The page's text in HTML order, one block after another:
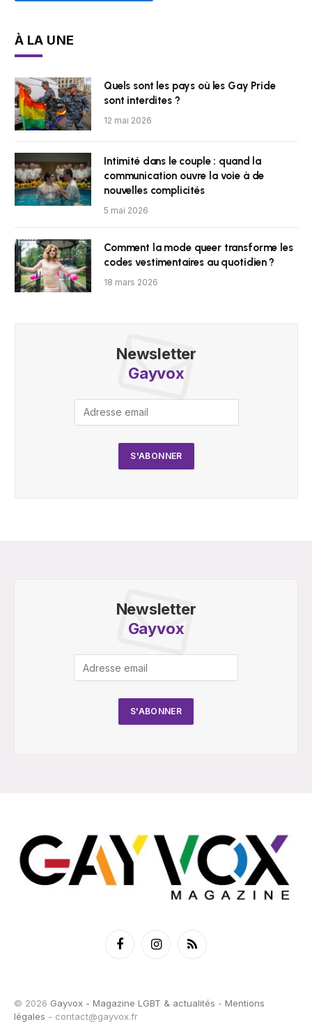
À LA UNE
Quels sont les pays où les Gay Pride
sont interdites ?
12 mai 2026
Intimité dans le couple : quand la
communication ouvre la voie à de
nouvelles complicités
5 mai 2026
Comment la mode queer transforme les
codes vestimentaires au quotidien ?
18 mars 2026
Newsletter
Gayvox
Newsletter
Gayvox
FacebookInstagramRSS
© 2026 Gayvox - Magazine LGBT & actualités - Mentions
légales - contact@gayvox.fr